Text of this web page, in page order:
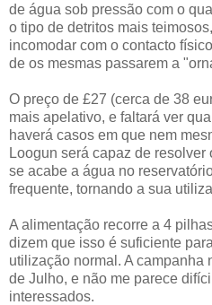
de água sob pressão com o
o tipo de detritos mais
incomodar com o contacto
de os mesmas passarem a
O preço de £27 (cerca de 38
mais apelativo, e faltará ver
haverá casos em que nem
Loogun será capaz de
se acabe a água no
frequente, tornando a sua
A alimentação recorre a 4
dizem que isso é suficiente
utilização normal. A campanha
de Julho, e não me parece
interessados.